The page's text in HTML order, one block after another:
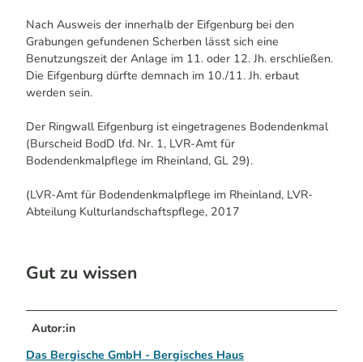
Nach Ausweis der innerhalb der Eifgenburg bei den
Grabungen gefundenen Scherben lässt sich eine
Benutzungszeit der Anlage im 11. oder 12. Jh. erschließen.
Die Eifgenburg dürfte demnach im 10./11. Jh. erbaut
werden sein.
Der Ringwall Eifgenburg ist eingetragenes Bodendenkmal
(Burscheid BodD lfd. Nr. 1, LVR-Amt für
Bodendenkmalpflege im Rheinland, GL 29).
(LVR-Amt für Bodendenkmalpflege im Rheinland, LVR-
Abteilung Kulturlandschaftspflege, 2017
Gut zu wissen
Autor:in
Das Bergische GmbH - Bergisches Haus